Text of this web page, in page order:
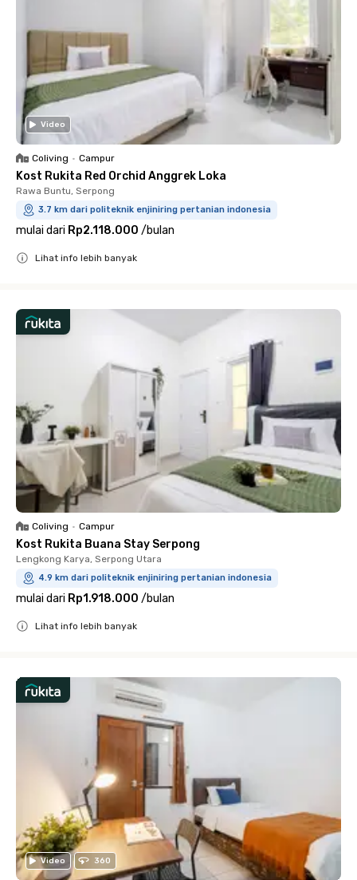
Video
Coliving • Campur
Kost Rukita Red Orchid Anggrek Loka
Rawa Buntu, Serpong
3.7 km dari politeknik enjiniring pertanian indonesia
mulai dari Rp2.118.000 /bulan
Lihat info lebih banyak
Coliving • Campur
Kost Rukita Buana Stay Serpong
Lengkong Karya, Serpong Utara
4.9 km dari politeknik enjiniring pertanian indonesia
mulai dari Rp1.918.000 /bulan
Lihat info lebih banyak
Video 360